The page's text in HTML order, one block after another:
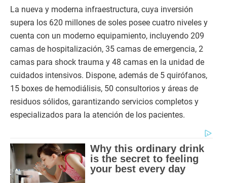
La nueva y moderna infraestructura, cuya inversión
supera los 620 millones de soles posee cuatro niveles y
cuenta con un moderno equipamiento, incluyendo 209
camas de hospitalización, 35 camas de emergencia, 2
camas para shock trauma y 48 camas en la unidad de
cuidados intensivos. Dispone, además de 5 quirófanos,
15 boxes de hemodiálisis, 50 consultorios y áreas de
residuos sólidos, garantizando servicios completos y
especializados para la atención de los pacientes.